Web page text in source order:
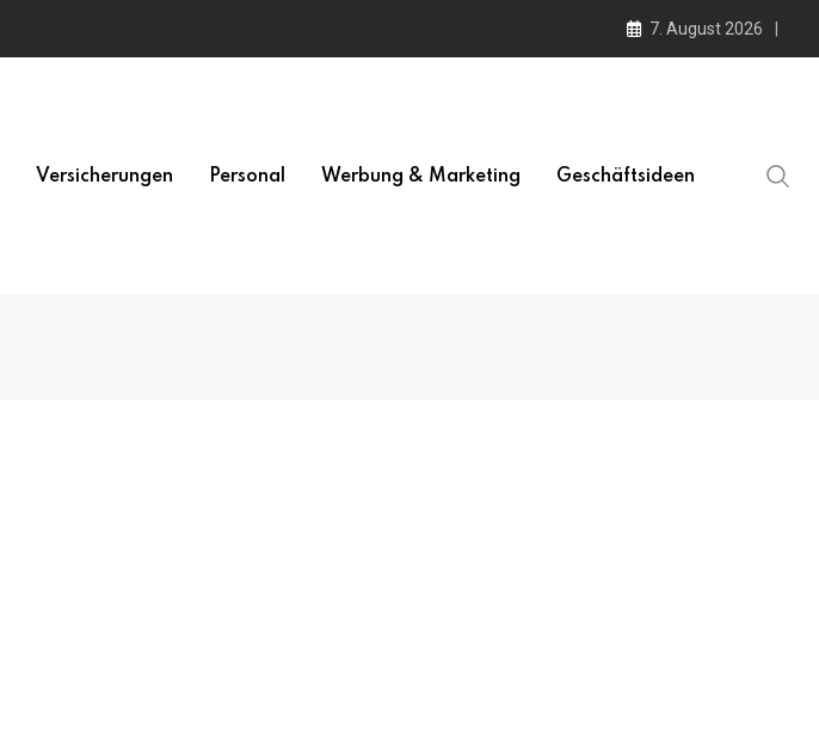
7. August 2026
Versicherungen Personal Werbung & Marketing Geschäftsideen